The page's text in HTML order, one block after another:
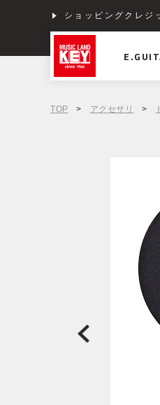
ショッピングクレジ
TOP > アクセサリ >